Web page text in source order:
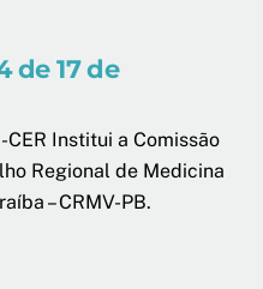
de 17 de
CER Institui a Comissão
Regional de Medicina
– CRMV-PB.